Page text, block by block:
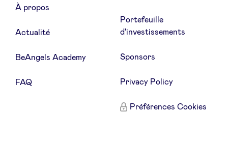
À propos
Actualité
BeAngels Academy
FAQ
Portefeuille
d'investissements
Sponsors
Privacy Policy
Préférences Cookies